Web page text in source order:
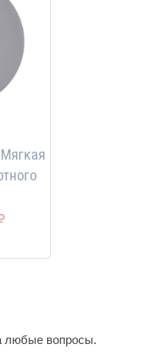
любые вопросы.